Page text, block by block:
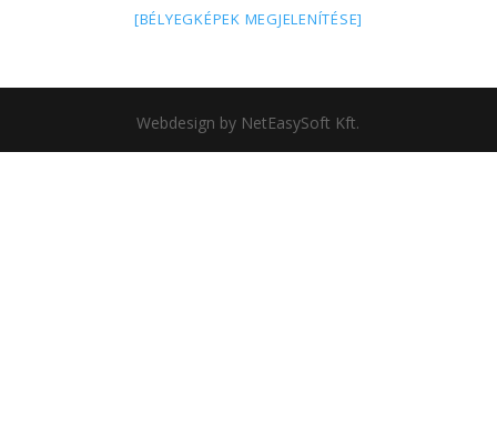
[BÉLYEGKÉPEK MEGJELENÍTÉSE]
Webdesign by NetEasySoft Kft.